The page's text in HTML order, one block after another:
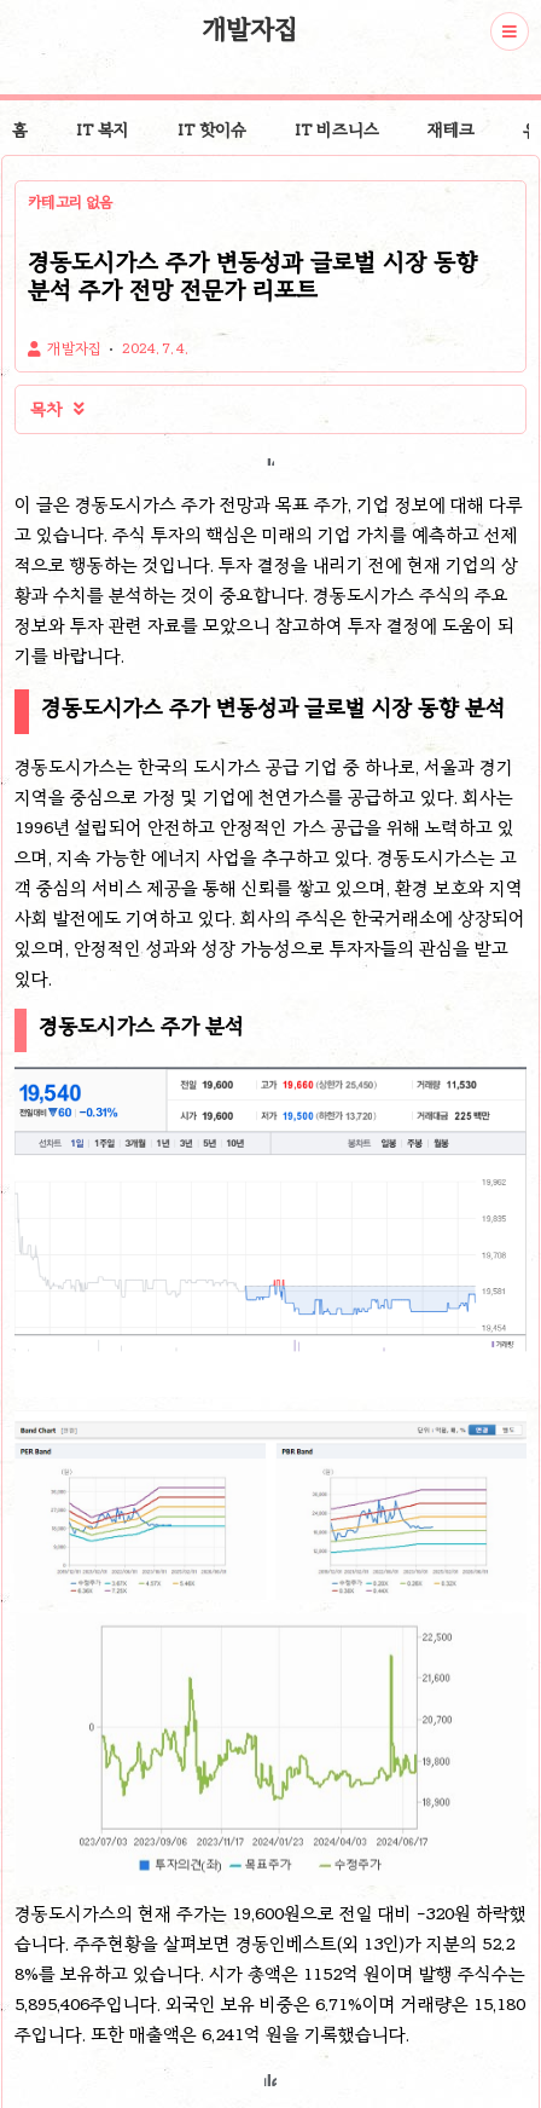
개발자집
홈 IT 복지 IT 핫이슈 IT 비즈니스 재테크
카테고리 없음
경동도시가스 주가 변동성과 글로벌 시장 동향
분석 주가 전망 전문가 리포트
개발자집 2024. 7. 4.
목차 
이 글은 경동도시가스 주가 전망과 목표 주가, 기업 정보에 대해 다루
고 있습니다. 주식 투자의 핵심은 미래의 기업 가치를 예측하고 선제
적으로 행동하는 것입니다. 투자 결정을 내리기 전에 현재 기업의 상
황과 수치를 분석하는 것이 중요합니다. 경동도시가스 주식의 주요
정보와 투자 관련 자료를 모았으니 참고하여 투자 결정에 도움이 되
기를 바랍니다.
경동도시가스 주가 변동성과 글로벌 시장 동향 분석
경동도시가스는 한국의 도시가스 공급 기업 중 하나로, 서울과 경기
지역을 중심으로 가정 및 기업에 천연가스를 공급하고 있다. 회사는
1996년 설립되어 안전하고 안정적인 가스 공급을 위해 노력하고 있
으며, 지속 가능한 에너지 사업을 추구하고 있다. 경동도시가스는 고
객 중심의 서비스 제공을 통해 신뢰를 쌓고 있으며, 환경 보호와 지역
사회 발전에도 기여하고 있다. 회사의 주식은 한국거래소에 상장되어
있으며, 안정적인 성과와 성장 가능성으로 투자자들의 관심을 받고
있다.
경동도시가스 주가 분석
경동도시가스의 현재 주가는 19,600원으로 전일 대비 -320원 하락했
습니다. 주주현황을 살펴보면 경동인베스트(외 13인)가 지분의 52.2
8%를 보유하고 있습니다. 시가 총액은 1152억 원이며 발행 주식수는
5,895,406주입니다. 외국인 보유 비중은 6.71%이며 거래량은 15,180
주입니다. 또한 매출액은 6,241억 원을 기록했습니다.